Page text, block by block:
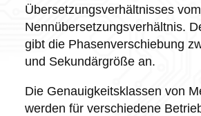
Übersetzungsverhältnisses vom
Nennübersetzungsverhältnis.
gibt die Phasenverschiebung
und Sekundärgröße an.
Die Genauigkeitsklassen von
werden für verschiedene